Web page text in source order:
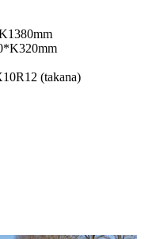
(takana)